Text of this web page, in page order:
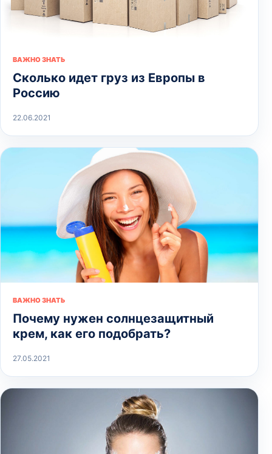
ВАЖНО ЗНАТЬ
Сколько идет груз из Европы в
Россию
22.06.2021
ВАЖНО ЗНАТЬ
Почему нужен солнцезащитный
крем, как его подобрать?
27.05.2021